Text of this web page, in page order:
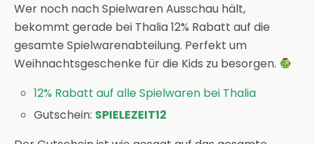
Wer noch nach Spielwaren Ausschau hält,
bekommt gerade bei Thalia 12% Rabatt auf die
gesamte Spielwarenabteilung. Perfekt um
Weihnachtsgeschenke für die Kids zu besorgen.
12% Rabatt auf alle Spielwaren bei Thalia
Gutschein: SPIELEZEIT12